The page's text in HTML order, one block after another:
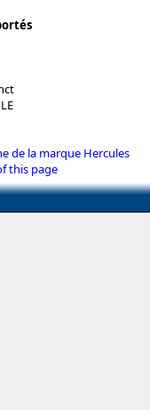
de la marque Hercules
this page